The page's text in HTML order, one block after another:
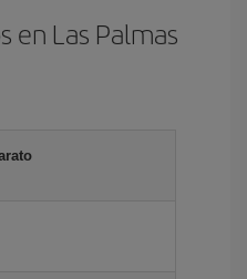
en Las Palmas